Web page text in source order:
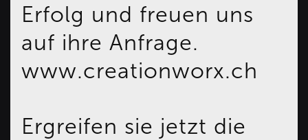
Erfolg und freuen uns
auf ihre Anfrage.
www.creationworx.ch
Ergreifen sie jetzt die